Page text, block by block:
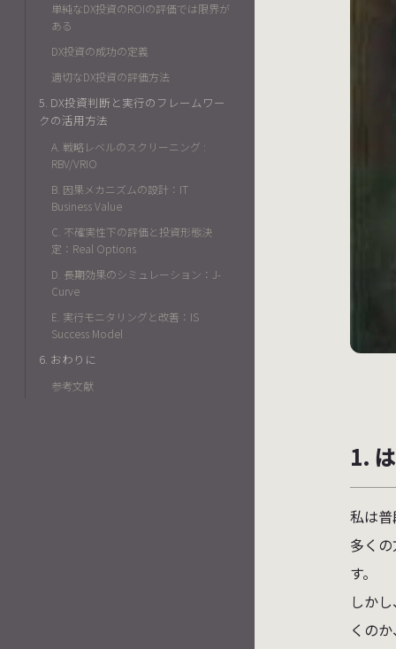
単純なDX投資のROIの評価では限界が
ある
DX投資の成功の定義
適切なDX投資の評価方法
5. DX投資判断と実行のフレームワー
クの活用方法
A. 戦略レベルのスクリーニング :
RBV/VRIO
B. 因果メカニズムの設計：IT
Business Value
C. 不確実性下の評価と投資形態決
定：Real Options
D. 長期効果のシミュレーション：J-
Curve
E. 実行モニタリングと改善：IS
Success Model
6. おわりに
参考文献
1.
私は
多く
す。
しか
くの